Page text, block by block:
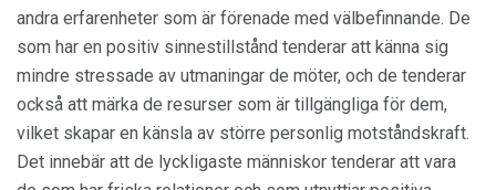
andra erfarenheter som är förenade med välbefinnande. De
som har en positiv sinnestillstånd tenderar att känna sig
mindre stressade av utmaningar de möter, och de tenderar
också att märka de resurser som är tillgängliga för dem,
vilket skapar en känsla av större personlig motståndskraft.
Det innebär att de lyckligaste människor tenderar att vara